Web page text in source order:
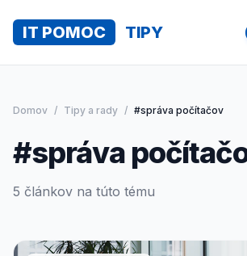
IT POMOC TIPY
Domov / Tipy a rady / #správa počítačov
#správa
5 článkov na túto tému